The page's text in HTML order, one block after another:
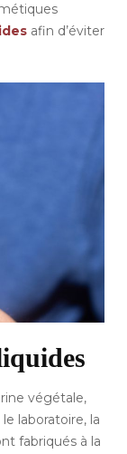
afin d’éviter
végétale,
laboratoire, la
fabriqués à la